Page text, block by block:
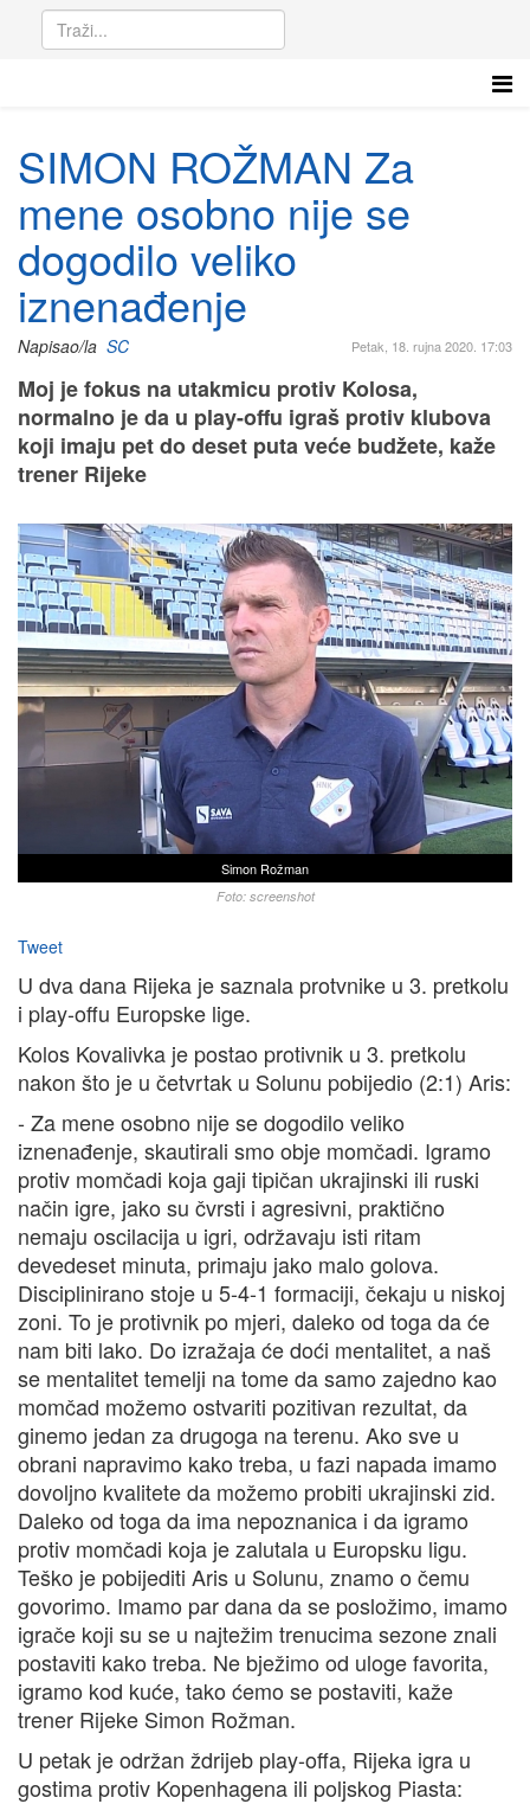
SIMON ROŽMAN Za
mene osobno nije se
dogodilo veliko
iznenađenje
Petak, 18. rujna 2020. 17:03
Napisao/la SC
Moj je fokus na utakmicu protiv Kolosa,
normalno je da u play-offu igraš protiv klubova
koji imaju pet do deset puta veće budžete, kaže
trener Rijeke
Simon Rožman
Foto: screenshot
Tweet
U dva dana Rijeka je saznala protvnike u 3. pretkolu
i play-offu Europske lige.
Kolos Kovalivka je postao protivnik u 3. pretkolu
nakon što je u četvrtak u Solunu pobijedio (2:1) Aris:
- Za mene osobno nije se dogodilo veliko
iznenađenje, skautirali smo obje momčadi. Igramo
protiv momčadi koja gaji tipičan ukrajinski ili ruski
način igre, jako su čvrsti i agresivni, praktično
nemaju oscilacija u igri, održavaju isti ritam
devedeset minuta, primaju jako malo golova.
Disciplinirano stoje u 5-4-1 formaciji, čekaju u niskoj
zoni. To je protivnik po mjeri, daleko od toga da će
nam biti lako. Do izražaja će doći mentalitet, a naš
se mentalitet temelji na tome da samo zajedno kao
momčad možemo ostvariti pozitivan rezultat, da
ginemo jedan za drugoga na terenu. Ako sve u
obrani napravimo kako treba, u fazi napada imamo
dovoljno kvalitete da možemo probiti ukrajinski zid.
Daleko od toga da ima nepoznanica i da igramo
protiv momčadi koja je zalutala u Europsku ligu.
Teško je pobijediti Aris u Solunu, znamo o čemu
govorimo. Imamo par dana da se posložimo, imamo
igrače koji su se u najtežim trenucima sezone znali
postaviti kako treba. Ne bježimo od uloge favorita,
igramo kod kuće, tako ćemo se postaviti, kaže
trener Rijeke Simon Rožman.
U petak je održan ždrijeb play-offa, Rijeka igra u
gostima protiv Kopenhagena ili poljskog Piasta: